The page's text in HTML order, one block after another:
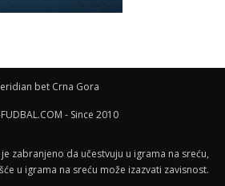
bet Crna Gora
- Since 2010
zabranjeno da učestvuju u igrama na sreću,
u igrama na sreću može izazvati zavisnost.